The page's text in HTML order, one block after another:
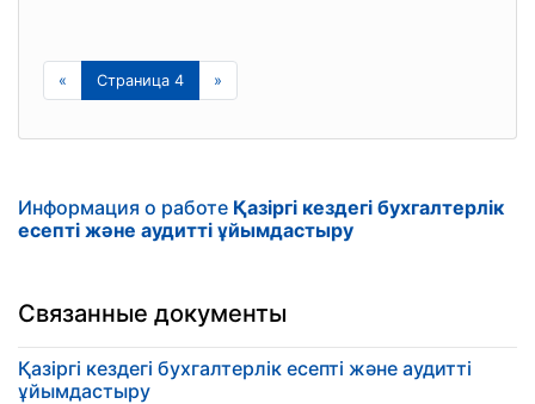
« Страница 4 »
Информация о работе Қазіргі кездегі бухгалтерлік
есепті және аудитті ұйымдастыру
Связанные документы
Қазіргі кездегі бухгалтерлік есепті және аудитті
ұйымдастыру